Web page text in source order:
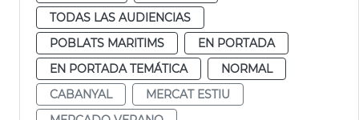
TODAS LAS AUDIENCIAS
POBLATS MARITIMS
EN PORTADA
EN PORTADA TEMÁTICA
NORMAL
CABANYAL
MERCAT ESTIU